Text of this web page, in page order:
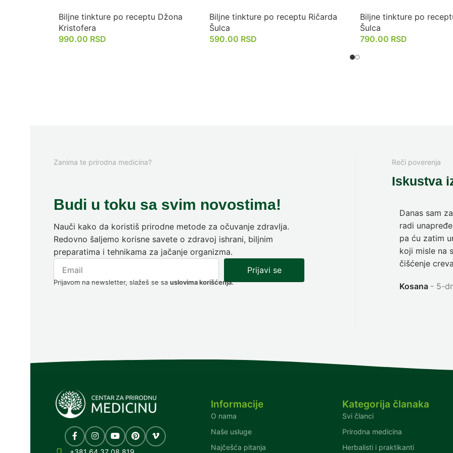
Biljne tinkture po receptu Džona
Kristofera
990.00 RSD
Biljne tinkture po receptu Ričarda
Šulca
590.00 RSD
Biljne tinkture po
Šulca
790.00 RSD
Zanima te prirodna medicina?
Budi u toku sa svim novostima!
Nauči kako da koristiš prirodne metode za očuvanje zdravlja.
Redovno šaljemo korisne savete o zdravoj ishrani, biljnim
preparatima i tehnikama za jačanje organizma.
Prijavi se
Prijavom na newsletter, slažeš se sauslovima korišćenja.
Reči poverenja
Iskustva
Danas sam
radi
pa ću zatim
koji misle na
čišćenje
Kosana 5-
Informacije
O nama
Naše usluge
Najčešća pitanja
Kategorija članaka
Svi članci
Prirodna medicina
Herbalisti i praktikanti